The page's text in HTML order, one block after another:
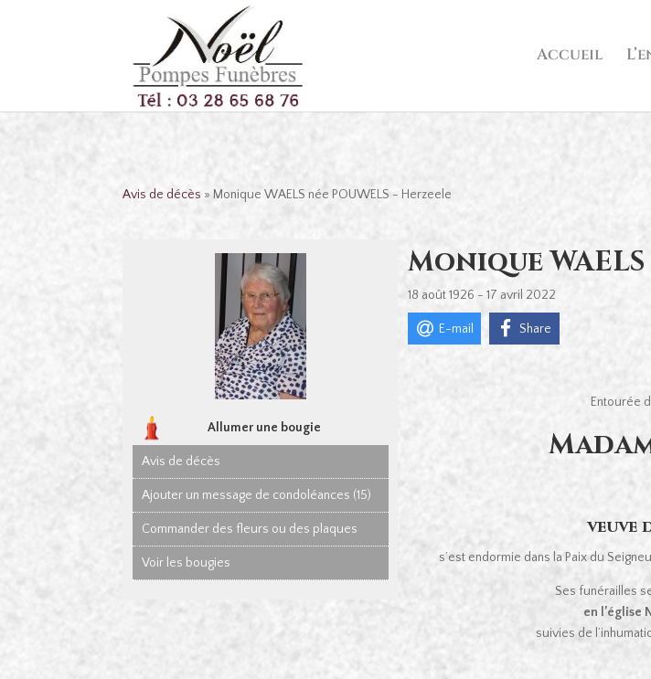
Accueil
Avis de décès » Monique WAELS née POUWELS - Herzeele
Allumer une bougie
Avis de décès
Ajouter un message de condoléances (15)
Commander des fleurs ou des plaques
Voir les bougies
Monique
18 août 1926 - 17 avril 2022
E-mail Share
Entourée
veuve
s’est endormie dans la Paix du
Ses funérailles
en l’église
suivies de